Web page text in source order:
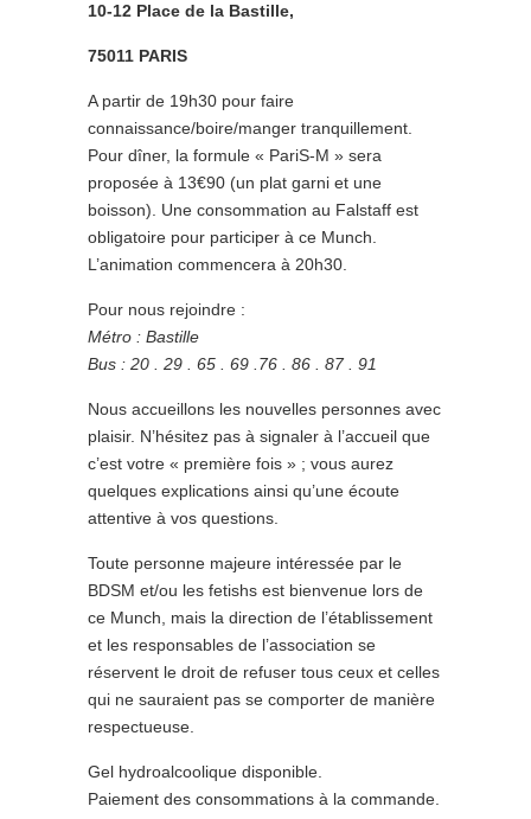
10-12 Place de la Bastille,
75011 PARIS
A partir de 19h30 pour faire
connaissance/boire/manger tranquillement.
Pour dîner, la formule « PariS-M » sera
proposée à 13€90 (un plat garni et une
boisson). Une consommation au Falstaff est
obligatoire pour participer à ce Munch.
L’animation commencera à 20h30.
Pour nous rejoindre :
Métro : Bastille
Bus : 20 . 29 . 65 . 69 .76 . 86 . 87 . 91
Nous accueillons les nouvelles personnes avec
plaisir. N’hésitez pas à signaler à l’accueil que
c’est votre « première fois » ; vous aurez
quelques explications ainsi qu’une écoute
attentive à vos questions.
Toute personne majeure intéressée par le
BDSM et/ou les fetishs est bienvenue lors de
ce Munch, mais la direction de l’établissement
et les responsables de l’association se
réservent le droit de refuser tous ceux et celles
qui ne sauraient pas se comporter de manière
respectueuse.
Gel hydroalcoolique disponible.
Paiement des consommations à la commande.